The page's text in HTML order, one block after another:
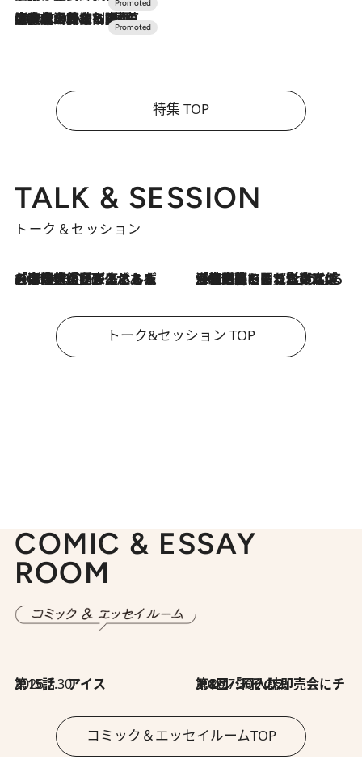
2026.7.10
NEW OPEN！【界 草津】名湯の地に誕生。趣の異なる2種の温泉と上州ならではの会席・蕎麦割烹など美食を味わう究極の癒やし旅
特集 TOP
TALK & SESSION
トーク＆セッション
2026.8.3
「今後値上げがあるとすれば…」「リスクがあるのは今年の冬」エネルギー専門家が語る、ホルムズ海峡封鎖が家庭にもたらす“ある心配” 2026.8.3
「住宅建てられない…」「サーチャージ料の高値が続いている」ホルムズ海峡封鎖による影響はいつまで続く？《エネルギー専門家に聞く“どうなる日本の暮らし”》
トーク&セッション TOP
COMIC & ESSAY
ROOM
2026.7.30
第15話 アイス 2026.7.30
第8回「同人誌即売会にチャレンジ その2」
コミック＆エッセイルームTOP